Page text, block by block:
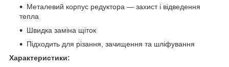
Металевий корпус редуктора — захист і відведення
тепла
Швидка заміна щіток
Підходить для різання, зачищення та шліфування
Характеристики: